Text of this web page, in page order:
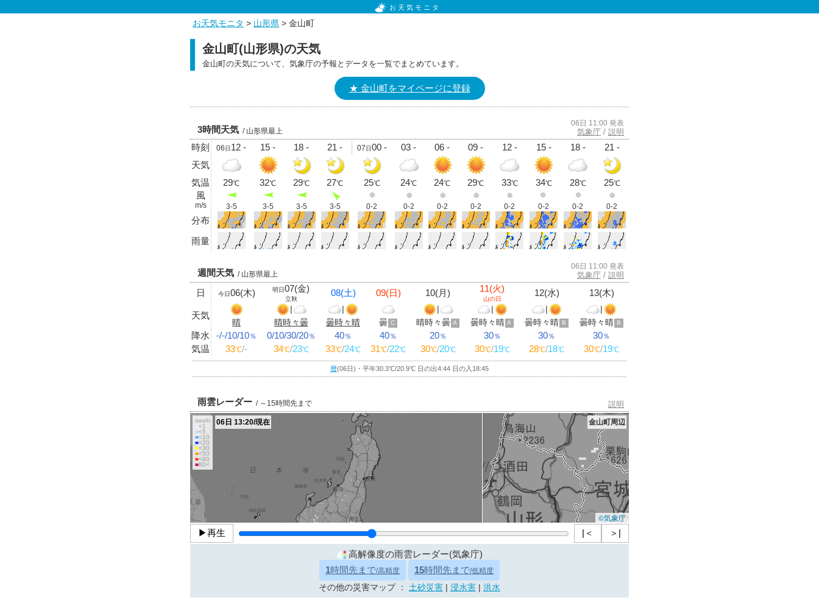
お天気モニタ
お天気モニタ > 山形県 > 金山町
金山町(山形県)の天気
金山町の天気について、気象庁の予報とデータを一覧でまとめています。
★ 金山町をマイページに登録
3時間天気 / 山形県最上
06日 11:00 発表
気象庁 / 説明
時刻 06日 12 - 15 - 18 - 21 - 07日00 - 03 - 06 - 09 - 12 - 15 - 18 -
21 -
天気
気温
29℃ 32℃ 29℃ 27℃ 25℃ 24℃ 24℃ 29℃ 33℃ 34℃ 28℃ 25℃
風
m/s 3-5 3-5 3-5 3-5 0-2 0-2 0-2 0-2 0-2 0-2 0-2 0-2
分布
雨量
週間天気 / 山形県最上
06日 11:00 発表
気象庁 / 説明
日 今日06(木) 明日07(金)
立秋
08(土) 09(日) 10(月) 11(火)
山の日
12(水) 13(木)
天気
晴
|
晴時々曇
|
曇時々晴
曇 C
|
晴時々曇 A
|
曇時々晴 A
|
曇時々晴 B
|
曇時々晴 B
降水 -/-/10/10％ 0/10/30/20％ 40％ 40％ 20％ 30％ 30％ 30％
気温 33℃/- 34℃/23℃ 33℃/24℃ 31℃/22℃ 30℃/20℃ 30℃/19℃ 28℃/18℃ 30℃/19℃
暦(06日)・平年30.3℃/20.9℃ 日の出4:44 日の入18:45
雨雲レーダー / ～15時間先まで 説明
©気象庁
mm/h
■<1
■<5
■<10
■<20
■<30
■<50
■<80
■80<
06日 13:20/現在 金山町周辺
▶再生 |＜ ＞|
高解像度の雨雲レーダー(気象庁)
1時間先まで/高精度 15時間先まで/低精度
その他の災害マップ ： 土砂災害 浸水害 洪水